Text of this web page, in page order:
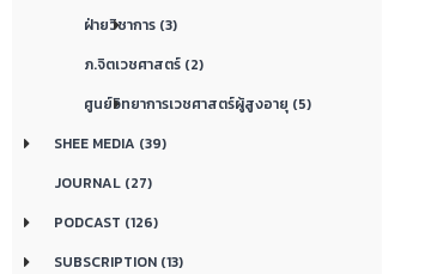
ฝ่ายวิชาการ (3)
ภ.จิตเวชศาสตร์ (2)
ศูนย์วิทยาการเวชศาสตร์ผู้สูงอายุ (5)
SHEE MEDIA (39)
JOURNAL (27)
PODCAST (126)
SUBSCRIPTION (13)